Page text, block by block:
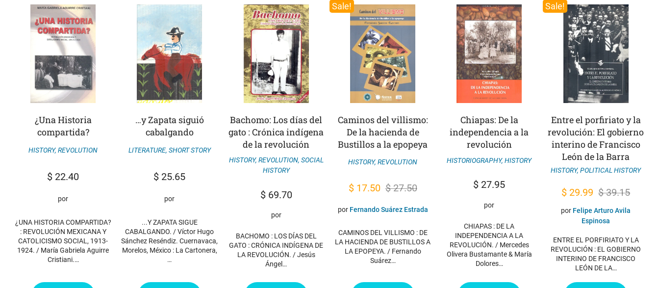
¿Una Historia
compartida?
HISTORY,REVOLUTION
$ 22.40
por
¿UNA HISTORIA COMPARTIDA?
: REVOLUCIÓN MEXICANA Y
CATOLICISMO SOCIAL, 1913-
1924. / María Gabriela Aguirre
Cristiani.…
…y Zapata siguió
cabalgando
LITERATURE, SHORT STORY
$ 25.65
por
...Y ZAPATA SIGUE
CABALGANDO. / Víctor Hugo
Sánchez Reséndiz. Cuernavaca,
Morelos, México : La Cartonera,
…
Bachomo: Los días del
gato : Crónica indígena
de la revolución
HISTORY, REVOLUTION, SOCIAL
HISTORY
$69.70
por
BACHOMO : LOS DÍAS DEL
GATO : CRÓNICA INDÍGENA DE
LA REVOLUCIÓN. / Jesús
Ángel…
Sale!
Caminos del villismo:
De la hacienda de
Bustillos a la epopeya
HISTORY,REVOLUTION
$27.50
Original
$ 27.50.
$17.50 Current
$ 17.50.
por Fernando Suárez Estrada
CAMINOS DEL VILLISMO : DE
LA HACIENDA DE BUSTILLOS A
LA EPOPEYA. / Fernando
Suárez…
Chiapas: De la
independencia a la
revolución
HISTORIOGRAPHY,HISTORY
$ 27.95
por
CHIAPAS : DE LA
INDEPENDENCIA A LA
REVOLUCIÓN. / Mercedes
Olivera Bustamante & María
Dolores…
Sale!
Entre el porfiriato y la
revolución: El gobierno
interino de Francisco
León de la Barra
HISTORY,POLITICAL HISTORY
$39.15
Original
price
was:
$ 39.15.
$ 29.99 Current
price
is:
$ 29.99.
por Felipe Arturo Avila
Espinosa
ENTRE EL PORFIRIATO Y LA
REVOLUCIÓN : EL GOBIERNO
INTERINO DE FRANCISCO
LEÓN DE LA…